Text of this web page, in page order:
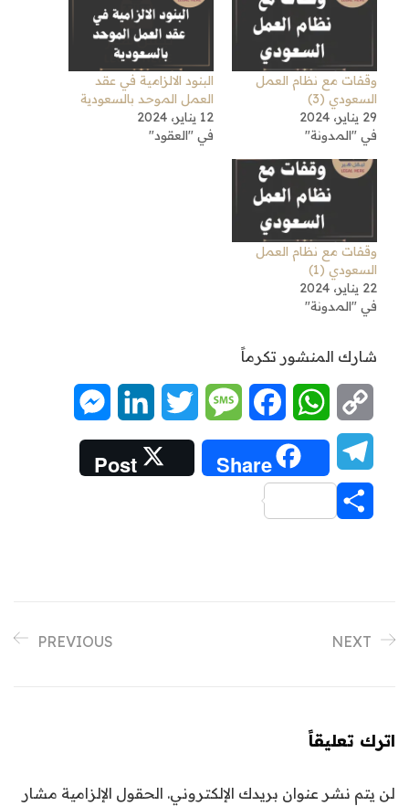
وقفات مع نظام العمل
السعودي (3)
29 يناير، 2024
في "المدونة"
البنود الالزامية في عقد
العمل الموحد بالسعودية
12 يناير، 2024
في "العقود"
وقفات مع نظام العمل
السعودي (1)
22 يناير، 2024
في "المدونة"
شارك المنشور تكرماً
Copy
Link
WhatsApp
Facebook
Message
Twitter
LinkedIn
Telegram
Share
Post
PREVIOUS NEXT
اترك تعليقاً
لن يتم نشر عنوان بريدك الإلكتروني. الحقول الإلزامية مشار